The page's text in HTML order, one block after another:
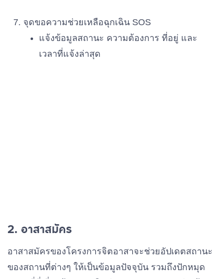
จุดขอความช่วยเหลือฉุกเฉิน SOS
แจ้งข้อมูลสถานะ ความต้องการ ที่อยู่ และ
เวลาที่แจ้งล่าสุด
2. อาสาสมัคร
อาสาสมัครของโครงการจิตอาสาจะช่วยอัปเดตสถานะ
ของสถานที่ต่างๆ ให้เป็นข้อมูลปัจจุบัน รวมถึงปักหมุด